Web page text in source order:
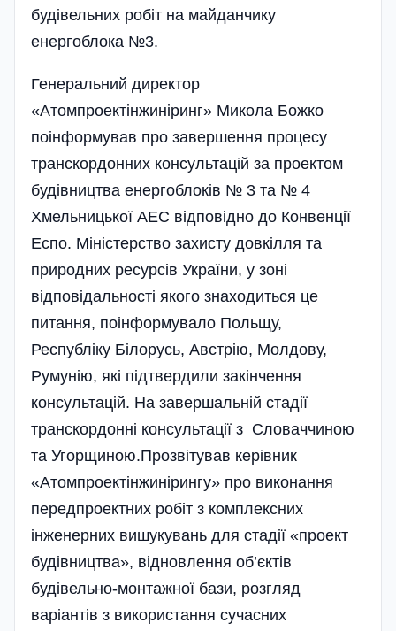
будівельних робіт на майданчику
енергоблока №3.
Генеральний директор
«Атомпроектінжиніринг» Микола Божко
поінформував про завершення процесу
транскордонних консультацій за проектом
будівництва енергоблоків № 3 та № 4
Хмельницької АЕС відповідно до Конвенції
Еспо. Міністерство захисту довкілля та
природних ресурсів України, у зоні
відповідальності якого знаходиться це
питання, поінформувало Польщу,
Республіку Білорусь, Австрію, Молдову,
Румунію, які підтвердили закінчення
консультацій. На завершальній стадії
транскордонні консультації з Словаччиною
та Угорщиною.Прозвітував керівник
«Атомпроектінжинірингу» про виконання
передпроектних робіт з комплексних
інженерних вишукувань для стадії «проект
будівництва», відновлення об’єктів
будівельно-монтажної бази, розгляд
варіантів з використання сучасних